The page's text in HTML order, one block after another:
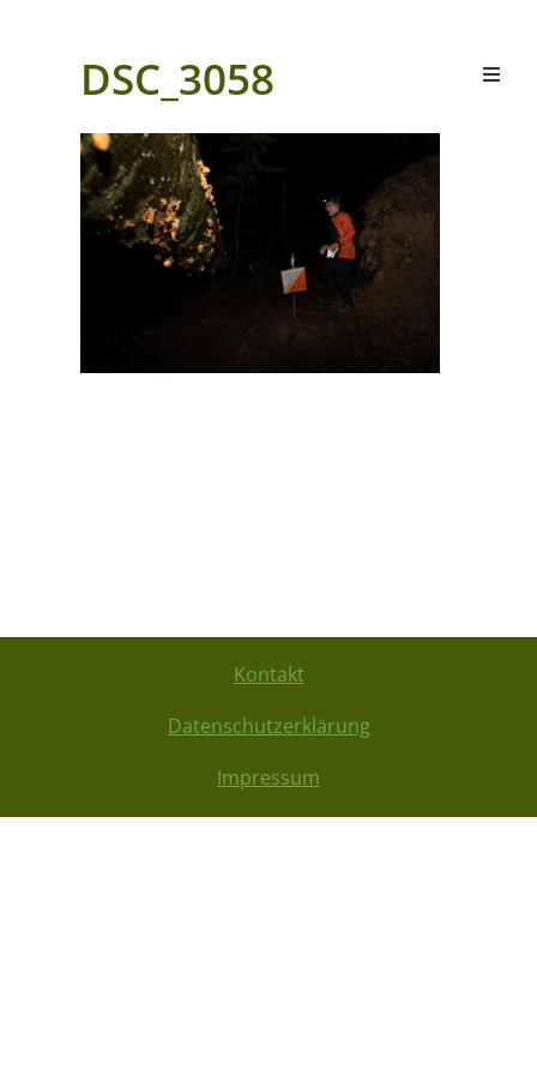
DSC_3058
Kontakt
Datenschutzerklärung
Impressum